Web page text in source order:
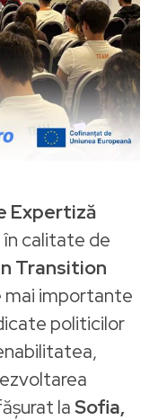
Expertiză
calitate de
Transition
mai importante
politicilor
laSofia,